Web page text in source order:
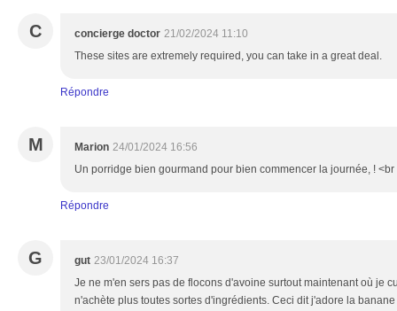
C concierge doctor 21/02/2024 11:10
These sites are extremely required, you can take in a great deal.
Répondre
M Marion 24/01/2024 16:56
Un porridge bien gourmand pour bien commencer la journée, !
Répondre
G gut 23/01/2024 16:37
Je ne m'en sers pas de flocons d'avoine surtout maintenant où je
n'achète plus toutes sortes d'ingrédients. Ceci dit j'adore la